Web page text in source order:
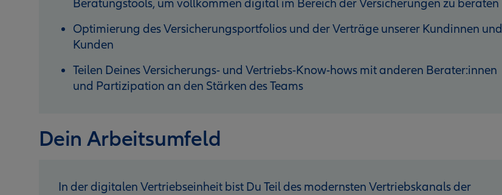
Beratungstools, um vollkommen digital im Bereich der Versicherungen zu beraten
Optimierung des Versicherungsportfolios und der Verträge unserer Kundinnen und
Kunden
Teilen Deines Versicherungs- und Vertriebs-Know-hows mit anderen Berater:innen
und Partizipation an den Stärken des Teams
Dein Arbeitsumfeld
In der digitalen Vertriebseinheit bist Du Teil des modernsten Vertriebskanals der